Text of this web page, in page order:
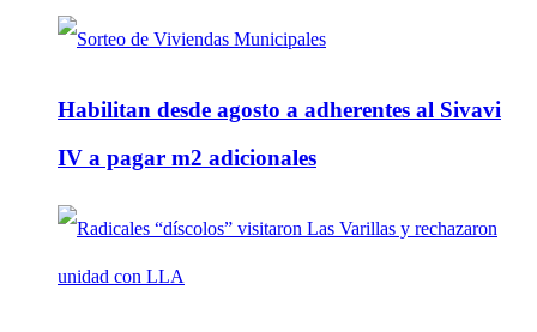
Habilitan desde agosto a adherentes al Sivavi
IV a pagar m2 adicionales